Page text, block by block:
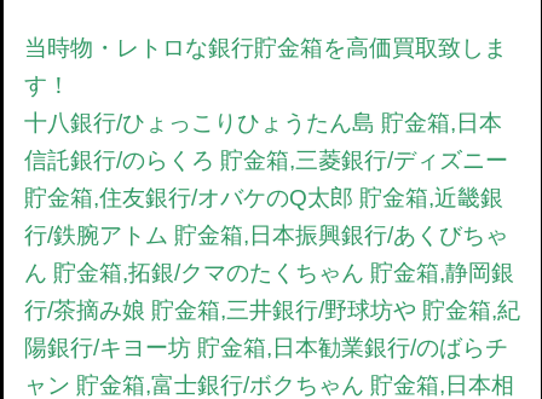
当時物・レトロな銀行貯金箱を高価買取致しま
す！
十八銀行/ひょっこりひょうたん島 貯金箱,日本
信託銀行/のらくろ 貯金箱,三菱銀行/ディズニー
貯金箱,住友銀行/オバケのQ太郎 貯金箱,近畿銀
行/鉄腕アトム 貯金箱,日本振興銀行/あくびちゃ
ん 貯金箱,拓銀/クマのたくちゃん 貯金箱,静岡銀
行/茶摘み娘 貯金箱,三井銀行/野球坊や 貯金箱,紀
陽銀行/キヨー坊 貯金箱,日本勧業銀行/のばらチ
ャン 貯金箱,富士銀行/ボクちゃん 貯金箱,日本相